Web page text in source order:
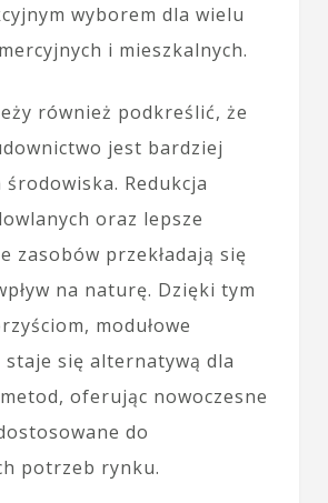
wyborem dla wielu
i mieszkalnych.
również podkreślić, że
jest bardziej
Redukcja
oraz lepsze
zasobów przekładają się
na naturę. Dzięki tym
modułowe
się alternatywą dla
oferując nowoczesne
do
potrzeb rynku.